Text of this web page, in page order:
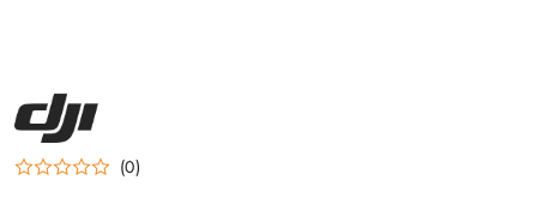
NAZWA
PRODUCENTA:
DJI
(0)